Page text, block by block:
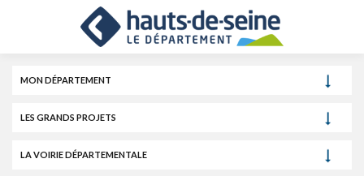
recherche
MON DÉPARTEMENT
LES GRANDS PROJETS
LA VOIRIE DÉPARTEMENTALE
Cookies et traceurs utilisés sur ce site.